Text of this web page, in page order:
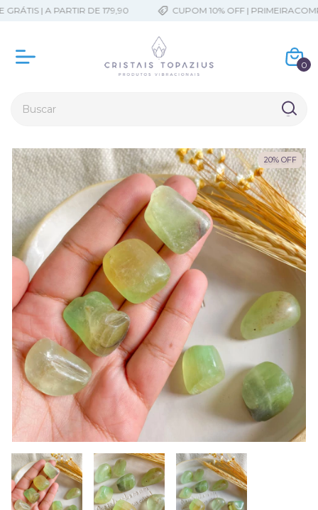
| A PARTIR DE 179,90 CUPOM 10% OFF |
0
20% OFF